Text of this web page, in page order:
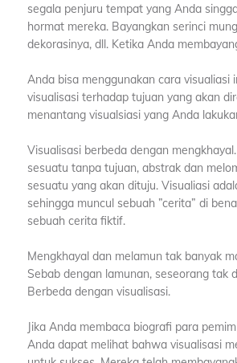
segala penjuru tempat yang Anda
hormat mereka. Bayangkan serinci
dekorasinya, dll. Ketika Anda
Anda bisa menggunakan cara
visualisasi terhadap tujuan yang akan
menantang visualsiasi yang Anda
Visualisasi berbeda dengan
sesuatu tanpa tujuan, abstrak dan
sesuatu yang akan dituju. Visualiasi
sehingga muncul sebuah ”cerita” di
sebuah cerita fiktif.
Mengkhayal dan melamun tak banyak
Sebab dengan lamunan, seseorang tak
Berbeda dengan visualisasi.
Jika Anda membaca biografi para
Anda dapat melihat bahwa visualisasi